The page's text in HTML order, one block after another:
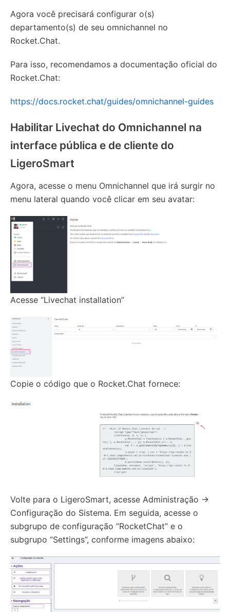
Agora você precisará configurar o(s)
departamento(s) de seu omnichannel no
Rocket.Chat.
Para isso, recomendamos a documentação oficial do
Rocket.Chat:
https://docs.rocket.chat/guides/omnichannel-guides
Habilitar Livechat do Omnichannel na
interface pública e de cliente do
LigeroSmart
Agora, acesse o menu Omnichannel que irá surgir no
menu lateral quando você clicar em seu avatar:
Acesse “Livechat installation”
Copie o código que o Rocket.Chat fornece:
Volte para o LigeroSmart, acesse Administração ->
Configuração do Sistema. Em seguida, acesse o
subgrupo de configuração “RocketChat” e o
subgrupo “Settings”, conforme imagens abaixo: